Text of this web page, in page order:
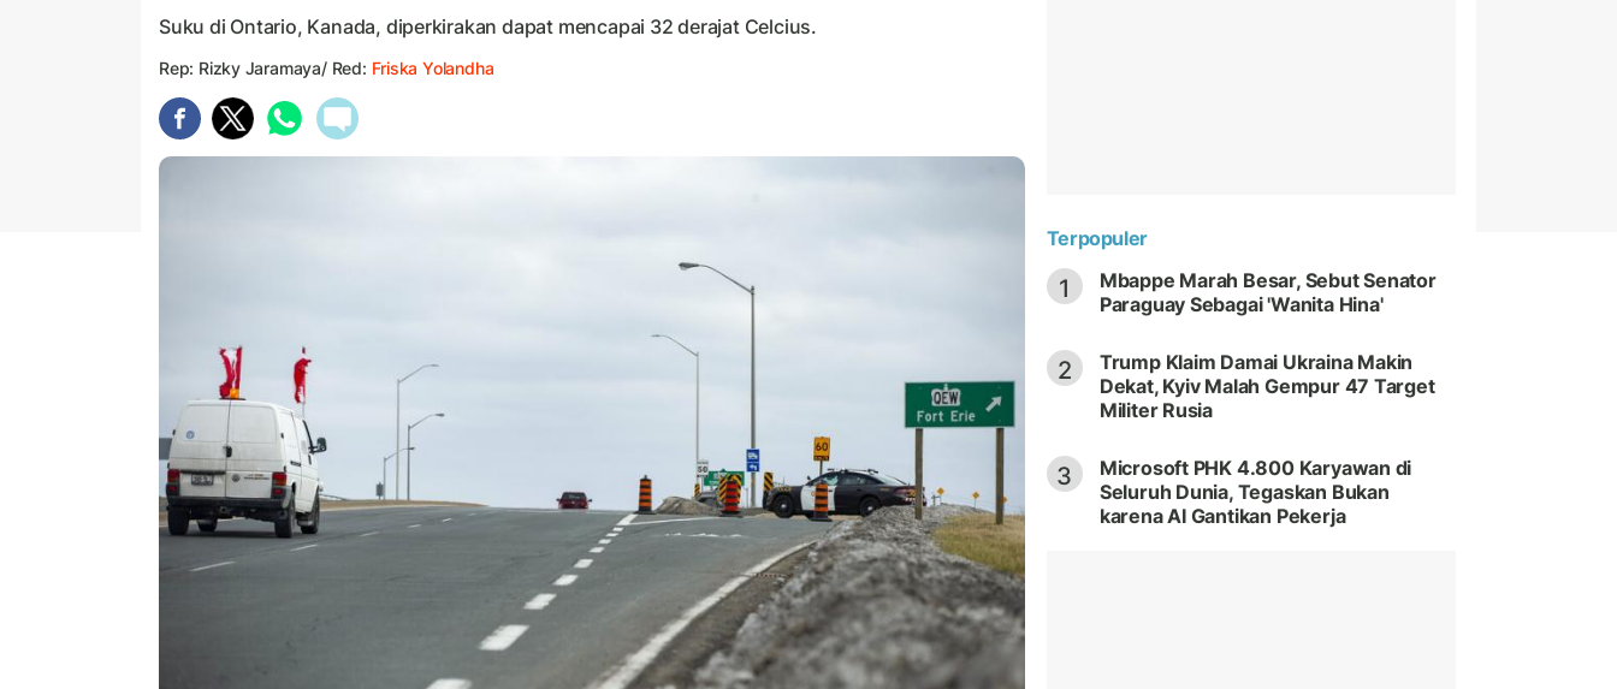
Suku di Ontario, Kanada, diperkirakan dapat mencapai 32 derajat Celcius.
Rep: Rizky Jaramaya/ Red: Friska Yolandha
Terpopuler
1
Mbappe Marah Besar, Sebut Senator
Paraguay Sebagai 'Wanita Hina'
2
Trump Klaim Damai Ukraina Makin
Dekat, Kyiv Malah Gempur 47 Target
Militer Rusia
3
Microsoft PHK 4.800 Karyawan di
Seluruh Dunia, Tegaskan Bukan
karena AI Gantikan Pekerja